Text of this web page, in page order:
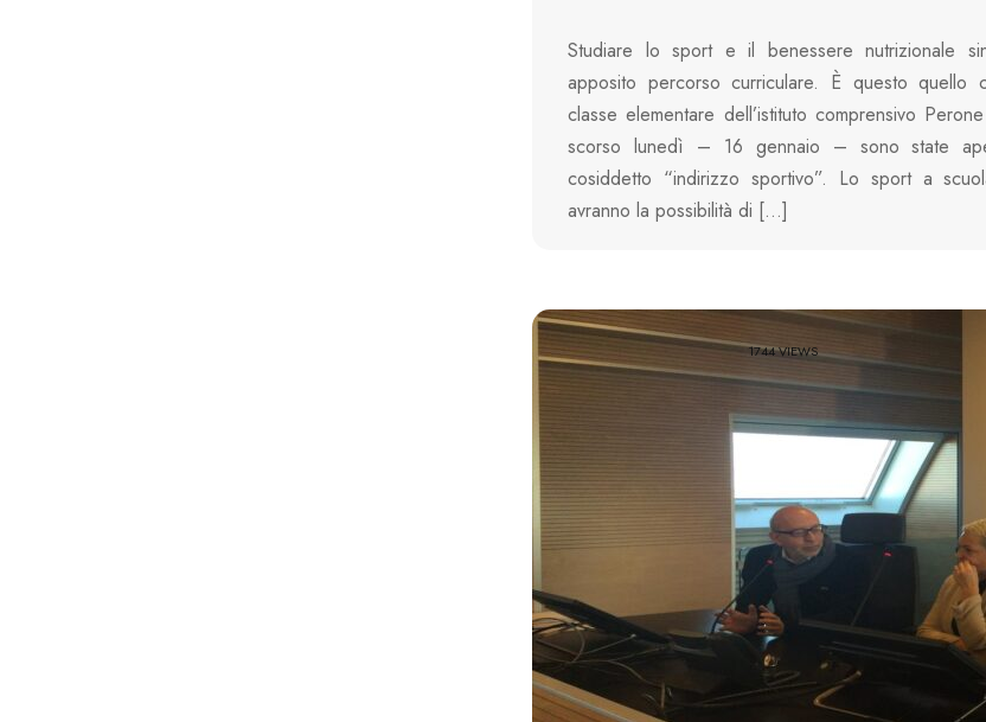
Studiare lo sport e il benessere nutrizionale
apposito percorso curriculare. È questo quello
classe elementare dell’istituto comprensivo
scorso lunedì – 16 gennaio – sono state
cosiddetto “indirizzo sportivo”. Lo sport a
avranno la possibilità di […]
1744 VIEWS